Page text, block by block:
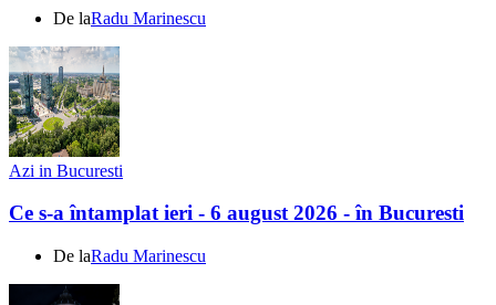
De laRadu Marinescu
Azi in Bucuresti
Ce s-a întamplat ieri - 6 august 2026 - în Bucuresti
De laRadu Marinescu